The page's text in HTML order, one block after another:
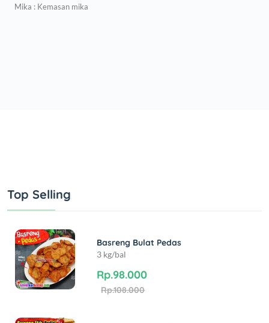
Mika : Kemasan mika
Top Selling
Basreng Bulat Pedas
3 kg/bal
Rp.98.000
Rp.108.000